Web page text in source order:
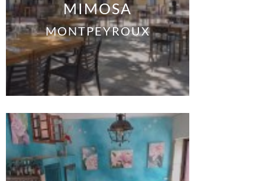
MIMOSA
MONTPEYROUX